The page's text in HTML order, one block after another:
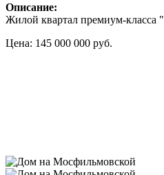
Описание:
Жилой квартал премиум-класса
Цена: 145 000 000 руб.